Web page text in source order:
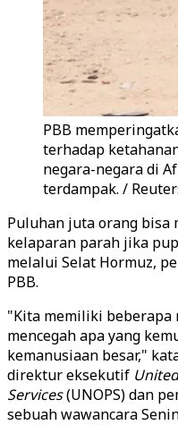
PBB
terhadap
negara-negara di
terdampak. /
Puluhan juta orang bisa
kelaparan parah jika
melalui Selat Hormuz,
PBB.
"Kita memiliki beberapa
mencegah apa yang
kemanusiaan besar,"
direktur eksekutif
Services(UNOPS) dan
sebuah wawancara